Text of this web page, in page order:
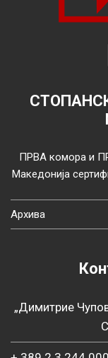
ПРВА комора и
Македонија
Архива
„Димитрие